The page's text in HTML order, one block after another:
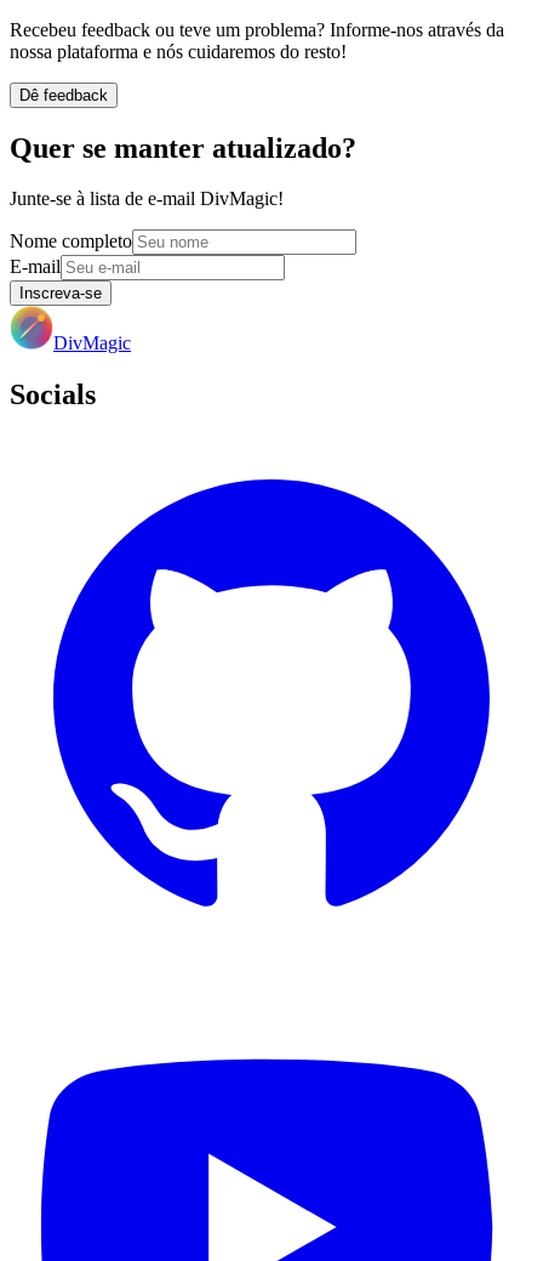
Recebeu feedback ou teve um problema? Informe-nos através da
nossa plataforma e nós cuidaremos do resto!
Dê feedback
Quer se manter atualizado?
Junte-se à lista de e-mail DivMagic!
Nome completo
E-mail
Inscreva-se
DivMagic
Socials